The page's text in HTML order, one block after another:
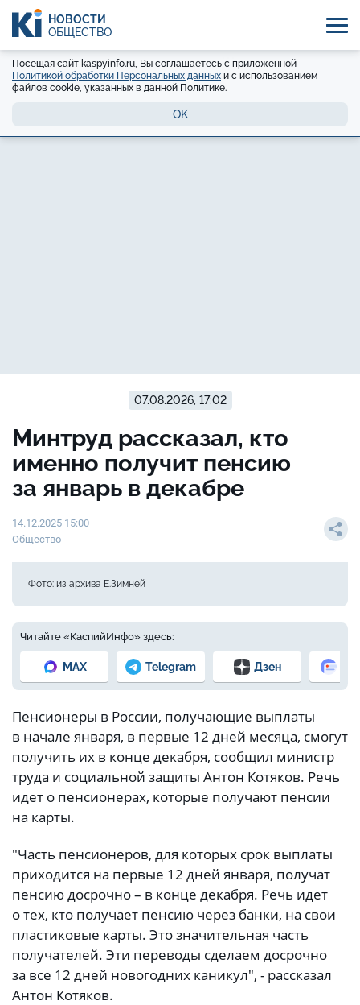
НОВОСТИ
ОБЩЕСТВО
Посещая сайт kaspyinfo.ru, Вы соглашаетесь с приложенной
Политикой обработки Персональных данных и с использованием
файлов cookie, указанных в данной Политике.
OK
07.08.2026, 17:02
Минтруд рассказал, кто
именно получит пенсию
за январь в декабре
14.12.2025 15:00
Общество
Фото: из архива Е.Зимней
Читайте «КаспийИнфо» здесь:
MAX Telegram Дзен
Пенсионеры в России, получающие выплаты
в начале января, в первые 12 дней месяца, смогут
получить их в конце декабря, сообщил министр
труда и социальной защиты Антон Котяков. Речь
идет о пенсионерах, которые получают пенсии
на карты.
"Часть пенсионеров, для которых срок выплаты
приходится на первые 12 дней января, получат
пенсию досрочно – в конце декабря. Речь идет
о тех, кто получает пенсию через банки, на свои
пластиковые карты. Это значительная часть
получателей. Эти переводы сделаем досрочно
за все 12 дней новогодних каникул", - рассказал
Антон Котяков.